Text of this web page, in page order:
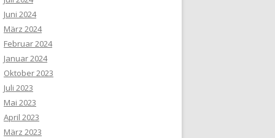
Juni 2024
März 2024
Februar 2024
Januar 2024
Oktober 2023
Juli 2023
Mai 2023
April 2023
März 2023